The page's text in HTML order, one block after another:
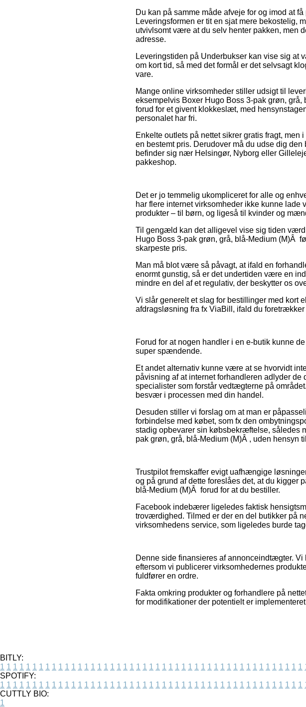
Du kan på samme måde afveje for og imod at
Leveringsformen er tit en sjat mere bekostelig,
utvivlsomt være at du selv henter pakken, men
adresse.
Leveringstiden på Underbukser kan vise sig
om kort tid, så med det formål er det selvsagt
vare.
Mange online virksomheder stiller udsigt til
eksempelvis Boxer Hugo Boss 3-pak grøn,
forud for et givent klokkeslæt, med
personalet har fri.
Enkelte outlets på nettet sikrer gratis fragt,
en bestemt pris. Derudover må du udse dig
befinder sig nær Helsingør, Nyborg eller
pakkeshop.
Det er jo temmelig ukompliceret for alle og
har flere internet virksomheder ikke kunne
produkter – til børn, og ligeså til kvinder og
Til gengæld kan det alligevel vise sig tiden
Hugo Boss 3-pak grøn, grå, blå-Medium (M)Â
skarpeste pris.
Man må blot være så påvagt, at ifald en
enormt gunstig, så er det undertiden være en
mindre en del af et regulativ, der beskytter os
Vi slår generelt et slag for bestillinger med kort
afdragsløsning fra fx ViaBill, ifald du
Forud for at nogen handler i en e-butik kunne
super spændende.
Et andet alternativ kunne være at se hvorvidt
påvisning af at internet forhandleren adlyder
specialister som forstår vedtægterne på
besvær i processen med din handel.
Desuden stiller vi forslag om at man er
forbindelse med købet, som fx den
stadig opbevarer sin købsbekræftelse, således
pak grøn, grå, blå-Medium (M)Â , uden hensyn
Trustpilot fremskaffer evigt uafhængige
og på grund af dette foreslåes det, at du kigger
blå-Medium (M)Â forud for at du bestiller.
Facebook indebærer ligeledes faktisk
troværdighed. Tilmed er der en del butikker på
virksomhedens service, som ligeledes burde
Denne side finansieres af annonceindtægter.
eftersom vi publicerer virksomhedernes
fuldfører en ordre.
Fakta omkring produkter og forhandlere på
for modifikationer der potentielt er
BITLY:
1 1 1 1 1 1 1 1 1 1 1 1 1 1 1 1 1 1 1 1 1 1 1 1 1 1 1 1 1 1 1 1 1 1 1 1 1 1 1 1 1 1 1 1 1 1 1
SPOTIFY:
1 1 1 1 1 1 1 1 1 1 1 1 1 1 1 1 1 1 1 1 1 1 1 1 1 1 1 1 1 1 1 1 1 1 1 1 1 1 1 1 1 1 1 1 1 1 1
CUTTLY BIO:
1